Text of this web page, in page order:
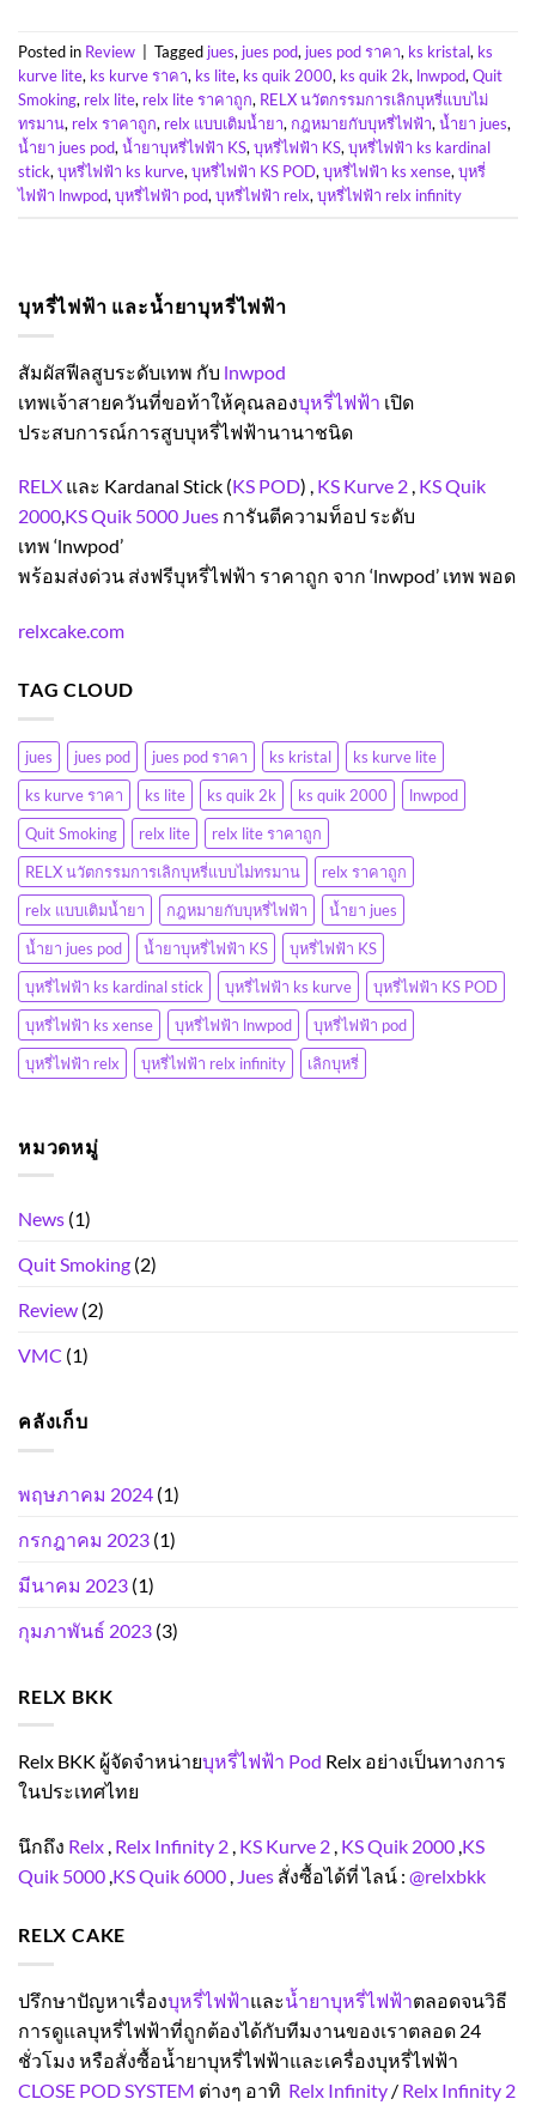
Posted in Review Tagged jues, jues pod, jues pod ราคา, ks kristal, ks
kurve lite, ks kurve ราคา, ks lite, ks quik 2000, ks quik 2k, lnwpod,Quit
Smoking, relx lite, relx lite ราคาถูก, RELX นวัตกรรมการเลิกบุหรี่แบบไม่
ทรมาน, relx ราคาถูก, relx แบบเติมน้ำยา, กฎหมายกับบุหรี่ไฟฟ้า,น้ำยา jues,
น้ำยา jues pod,น้ำยาบุหรี่ไฟฟ้า KS,บุหรี่ไฟฟ้า KS,บุหรี่ไฟฟ้า ks kardinal
stick,บุหรี่ไฟฟ้า ks kurve,บุหรี่ไฟฟ้า KS POD,บุหรี่ไฟฟ้า ks xense,บุหรี่
ไฟฟ้า lnwpod,บุหรี่ไฟฟ้า pod,บุหรี่ไฟฟ้า relx,บุหรี่ไฟฟ้า relx infinity
บุหรี่ไฟฟ้า และน้ำยาบุหรี่ไฟฟ้า
สัมผัสฟีลสูบระดับเทพ กับ lnwpod
เทพเจ้าสายควันที่ขอท้าให้คุณลองบุหรี่ไฟฟ้า เปิด
ประสบการณ์การสูบบุหรี่ไฟฟ้านานาชนิด
RELX และ Kardanal Stick (KS POD) , KS Kurve 2 , KS Quik
2000,KS Quik 5000 Jues การันตีความท็อป ระดับ
เทพ ‘lnwpod’
พร้อมส่งด่วน ส่งฟรีบุหรี่ไฟฟ้า ราคาถูก จาก ‘lnwpod’ เทพ พอด
relxcake.com
TAG CLOUD
jues jues pod jues pod ราคา ks kristal
ks kurve lite
ks kurve ราคา
ks lite ks quik 2k ks quik 2000
lnwpod
Quit Smoking
relx lite
relx lite ราคาถูก
RELX นวัตกรรมการเลิกบุหรี่แบบไม่ทรมาน
relx ราคาถูก
relx แบบเติมน้ำยา
กฎหมายกับบุหรี่ไฟฟ้า
น้ำยา jues
น้ำยา jues pod
น้ำยาบุหรี่ไฟฟ้า KS
บุหรี่ไฟฟ้า KS
บุหรี่ไฟฟ้า ks kardinal stick
บุหรี่ไฟฟ้า ks kurve
บุหรี่ไฟฟ้า KS POD
บุหรี่ไฟฟ้า ks xense
บุหรี่ไฟฟ้า lnwpod
บุหรี่ไฟฟ้า pod
บุหรี่ไฟฟ้า relx
บุหรี่ไฟฟ้า relx infinity เลิกบุหรี่
หมวดหมู่
News (1)
Quit Smoking (2)
Review (2)
VMC (1)
คลังเก็บ
พฤษภาคม 2024 (1)
กรกฎาคม 2023 (1)
มีนาคม 2023 (1)
กุมภาพันธ์ 2023 (3)
RELX BKK
Relx BKK ผู้จัดจำหน่ายบุหรี่ไฟฟ้า Pod Relx อย่างเป็นทางการ
ในประเทศไทย
นึกถึง Relx , Relx Infinity 2 , KS Kurve 2 , KS Quik 2000 ,KS
Quik 5000 ,KS Quik 6000 , Jues สั่งซื้อได้ที่ ไลน์ : @relxbkk
RELX CAKE
ปรึกษาปัญหาเรื่องบุหรี่ไฟฟ้าและน้ำยาบุหรี่ไฟฟ้าตลอดจนวิธี
การดูแลบุหรี่ไฟฟ้าที่ถูกต้องได้กับทีมงานของเราตลอด 24
ชั่วโมง หรือสั่งซื้อน้ำยาบุหรี่ไฟฟ้าและเครื่องบุหรี่ไฟฟ้า
CLOSE POD SYSTEM ต่างๆ อาทิ Relx Infinity / Relx Infinity 2